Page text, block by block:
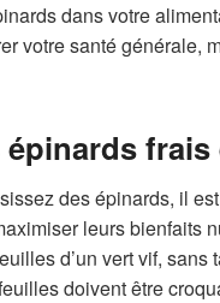
dans votre
votre santé générale,
des épinards, il
leurs bienfaits
d’un vert vif,
doivent être